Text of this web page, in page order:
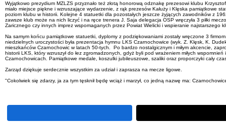
Wyjątkowo prezydium MZLZS przyznało też złotą honorową odznakę prezesowi klubu
miało miejsce piękne i wzruszające wydarzenie, z rąk prezesów Kałuży i Klęska pamiątkowe
poziom klubu w historii. Kolejne 4 statuetki dla pozostałych jeszcze żyjących zawodników z
zawsze klub może na nich liczyć i na ręce trenera J. Saja delegacja OSP wręczyła 3 piłki
Zaricznego czy innych imprez wspomaganych przez Powiat Wielicki i wspieranie
Na samym końcu pamiątkowe statuetki, dyplomy z podziękowaniami zostały wręczone 3
niedzielnych uroczystości była prezentacja hymnu LKS Czarnochowice (wyk. Z. Klęsk, K.
mieszkańców Czarnochowic w latach 50-tych. Po bardzo nostalgicznym i miłym akcencie,
historii LKS, który wzruszył do łez zgromadzonych, gdyż byli pod wrażeniem miłych
Czarnochowicach. Pamiątkowe medale, koszulki jubileuszowe, szaliki oraz proporczyki cały
Zarząd dziękuje serdecznie wszystkim za udział i zaprasza na mecze ligowe.
"Cokolwiek się zdarzy, ja za tym tęsknił będę wciąż i marzył, co jedną nazwę ma: